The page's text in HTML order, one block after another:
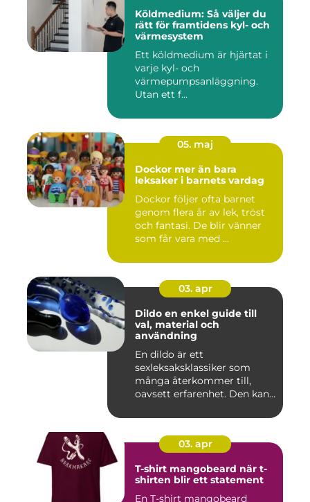
Köldmedium: Så väljer du
rätt för framtidens kyl- och
värmesystem
Ett köldmedium är hjärtat i
varje kyl- och
värmepumpsanläggning.
Utan ett f...
05. maj
Dockor mer än bara
leksaker i barnets vardag
Dockor följer ofta barnet
genom flera år av lek, tröst
och fantasi. De blir vänner
som får vara med ...
03. apr
Dildo en enkel guide till
val, material och
användning
En dildo är ett
sexleksaksklassiker som
många återkommer till,
oavsett erfarenhet. Den kan
03. apr
T-shirt mangobeard när t-
shirten blir ett statement
En T-shirt mangobeard